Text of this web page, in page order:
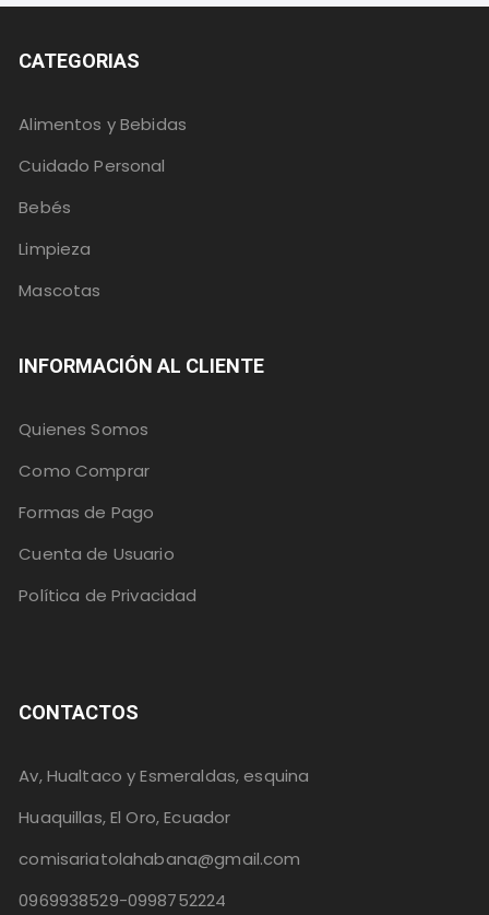
CATEGORIAS
Alimentos y Bebidas
Cuidado Personal
Bebés
Limpieza
Mascotas
INFORMACIÓN AL CLIENTE
Quienes Somos
Como Comprar
Formas de Pago
Cuenta de Usuario
Política de Privacidad
CONTACTOS
Av, Hualtaco y Esmeraldas, esquina
Huaquillas, El Oro, Ecuador
comisariatolahabana@gmail.com
0969938529-0998752224